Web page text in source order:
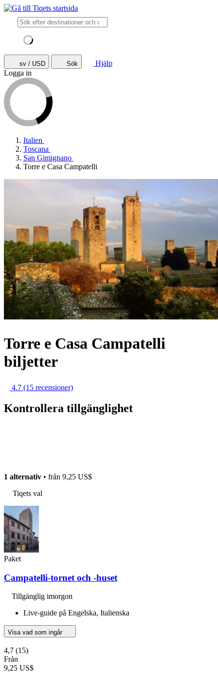
sv / USD Sök
Hjälp
Logga in
Italien
Toscana
San Gimignano
Torre e Casa Campatelli
Torre e Casa Campatelli
biljetter
4.7 (15 recensioner)
Kontrollera tillgänglighet
1 alternativ • från 9,25 US$
Tiqets val
Paket
Campatelli-tornet och -huset
Tillgänglig imorgon
Live-guide på Engelska, Italienska
Visa vad som ingår
4,7 (15)
Från
9,25 US$